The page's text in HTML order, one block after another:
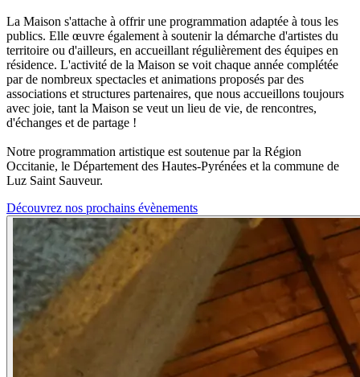
La Maison s'attache à offrir une programmation adaptée à tous les
publics. Elle œuvre également à soutenir la démarche d'artistes du
territoire ou d'ailleurs, en accueillant régulièrement des équipes en
résidence. L'activité de la Maison se voit chaque année complétée
par de nombreux spectacles et animations proposés par des
associations et structures partenaires, que nous accueillons toujours
avec joie, tant la Maison se veut un lieu de vie, de rencontres,
d'échanges et de partage !
Notre programmation artistique est soutenue par la Région
Occitanie, le Département des Hautes-Pyrénées et la commune de
Luz Saint Sauveur.
Découvrez nos prochains évènements